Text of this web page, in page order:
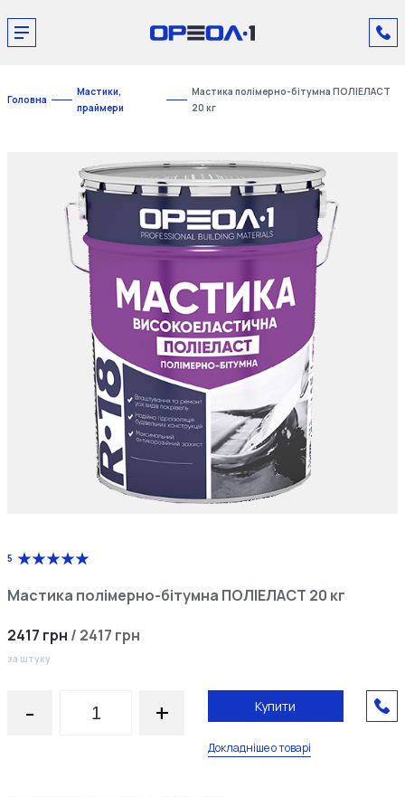
Головна
Мастики,
праймери
Мастика полімерно-бітумна ПОЛІЕЛАСТ
20 кг
5
Мастика полімерно-бітумна ПОЛІЕЛАСТ 20 кг
2417 грн / 2417 грн
за штуку
- + Купити
Докладніше о товарі